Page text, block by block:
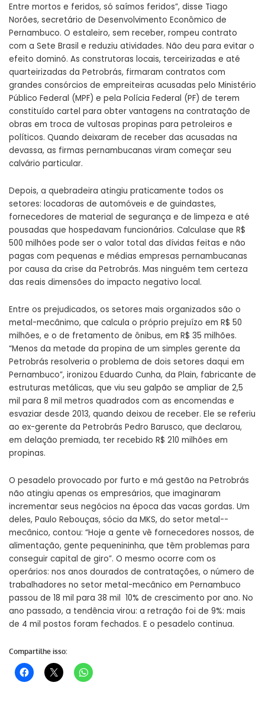
Entre mortos e feridos, só saímos feridos”, disse Tiago
Norões, secretário de Desenvolvimento Econômico de
Pernambuco. O estaleiro, sem receber, rompeu contrato
com a Sete Brasil e reduziu atividades. Não deu para evitar o
efeito dominó. As construtoras locais, terceirizadas e até
quarteirizadas da Petrobrás, firmaram contratos com
grandes consórcios de empreiteiras acusadas pelo Ministério
Público Federal (MPF) e pela Polícia Federal (PF) de terem
constituído cartel para obter vantagens na contratação de
obras em troca de vultosas propinas para petroleiros e
políticos. Quando deixaram de receber das acusadas na
devassa, as firmas pernambucanas viram começar seu
calvário particular.
Depois, a quebradeira atingiu praticamente todos os
setores: locadoras de automóveis e de guindastes,
fornecedores de material de segurança e de limpeza e até
pousadas que hospedavam funcionários. Calcula­se que R$
500 milhões pode ser o valor total das dívidas feitas e não
pagas com pequenas e médias empresas pernambucanas
por causa da crise da Petrobrás. Mas ninguém tem certeza
das reais dimensões do impacto negativo local.
Entre os prejudicados, os setores mais organizados são o
metal-­mecânimo, que calcula o próprio prejuízo em R$ 50
milhões, e o de fretamento de ônibus, em R$ 35 milhões.
“Menos da metade da propina de um simples gerente da
Petrobrás resolveria o problema de dois setores daqui em
Pernambuco”, ironizou Eduardo Cunha, da Plain, fabricante de
estruturas metálicas, que viu seu galpão se ampliar de 2,5
mil para 8 mil metros quadrados com as encomendas e
esvaziar desde 2013, quando deixou de receber. Ele se referiu
ao ex-gerente da Petrobrás Pedro Barusco, que declarou,
em delação premiada, ter recebido R$ 210 milhões em
propinas.
O pesadelo provocado por furto e má gestão na Petrobrás
não atingiu apenas os empresários, que imaginaram
incrementar seus negócios na época das vacas gordas. Um
deles, Paulo Rebouças, sócio da MKS, do setor metal-­
mecânico, contou: “Hoje a gente vê fornecedores nossos, de
alimentação, gente pequenininha, que têm problemas para
conseguir capital de giro”. O mesmo ocorre com os
operários: nos anos dourados de contratações, o número de
trabalhadores no setor metal­-mecânico em Pernambuco
passou de 18 mil para 38 mil ­ 10% de crescimento por ano. No
ano passado, a tendência virou: a retração foi de 9%: mais
de 4 mil postos foram fechados. E o pesadelo continua.
Compartilhe isso: